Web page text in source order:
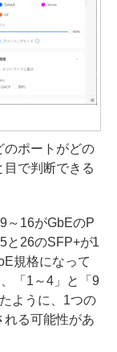
ポートがどの
で判断できる
～16がGbEのP
と26のSFP+が1
規格になって
「1～4」と「9
ように、1つの
れる可能性があ